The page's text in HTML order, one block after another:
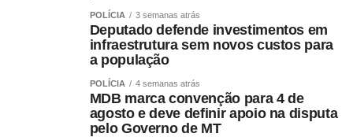
COMENTE ABAIXO:
POLÍCIA 3 semanas atrás
Deputado defende investimentos em
infraestrutura sem novos custos para
a população
POLÍCIA 4 semanas atrás
MDB marca convenção para 4 de
agosto e deve definir apoio na disputa
pelo Governo de MT